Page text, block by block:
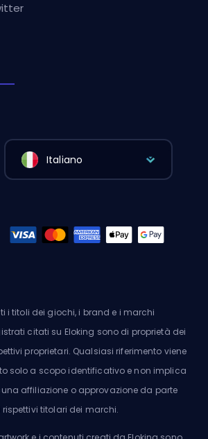
Italiano
i titoli dei giochi, i brand e i marchi
citati su Eloking sono di proprietà dei
proprietari. Qualsiasi riferimento viene
solo a scopo identificativo e non implica
affiliazione o approvazione da parte
rispettivi titolari dei marchi.